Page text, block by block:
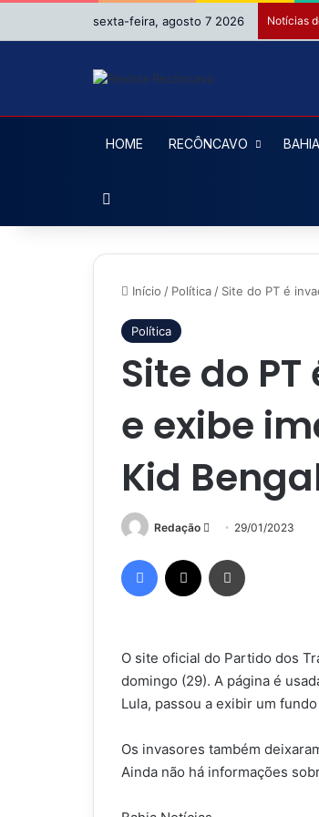
sexta-feira, agosto 7 2026 Notícias
HOME RECÔNCAVO BAHIA
Início / Política / Site do PT é
Política
Site do
e exibe
Kid
Redação
Mande
e-
mail
29/01/2023
Facebook
O site oficial do Partido dos
domingo (29). A página é
Lula, passou a exibir um
Os invasores também
Ainda não há informações